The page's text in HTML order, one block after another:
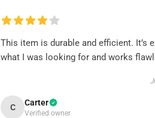
This item is durable and efficient. It’s
what I was looking for and works
C Carter
Verified owner